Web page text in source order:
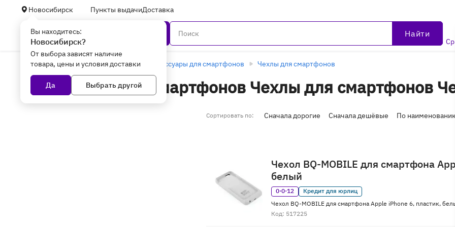
Новосибирск Пункты выдачиДоставка
Вы находитесь:
Новосибирск?
От выбора зависят наличие
товара, цены и условия доставки
Да Выбрать другой
Найти
Главная Смартфоны и гаджеты Аксессуары для смартфонов Чехлы для смартфонов
Аксессуары для смартфонов Чехлы для смартфонов
смартфонов в Новосибирске
(2 товара)
Сортировать по: Сначала дорогие Сначала дешёвые По
Чехол BQ-MOBILE для смартфона
белый
0·0·12
Кредит для юрлиц
Чехол BQ-MOBILE для смартфона Apple iPhone 6, пластик,
Код: 517225